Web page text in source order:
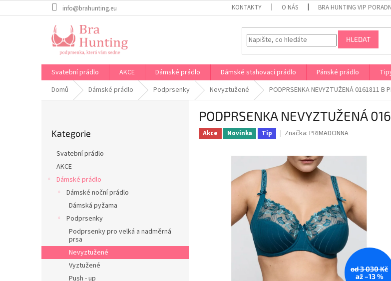
na
info@brahunting.eu KONTAKTY O NÁS BRA HUNTING VIP
HLEDAT
Svatební prádlo AKCE Dámské prádlo Dámské stahovací prádlo Pánské prádlo
Domů
Dámské prádlo Podprsenky Nevyztužené PODPRSENKA NEVYZTUŽENÁ 0161811 B
l
kategorie
Kategorie
Svatební prádlo
AKCE
Dámské prádlo
Dámské noční prádlo
Dámská pyžama
Podprsenky
Podprsenky pro velká a nadměrná
prsa
Nevyztužené
Vyztužené
Push - up
PODPRSENKA NEVYZTUŽENÁ
Akce Novinka Tip Značka: PRIMADONNA
od 3 030 Kč
až –13 %